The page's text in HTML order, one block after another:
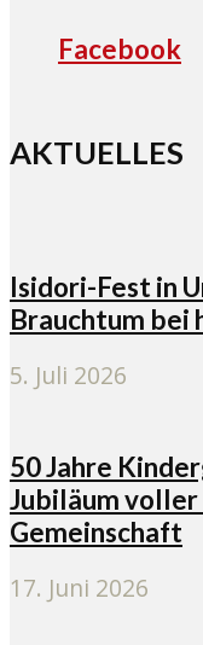
Facebook
AKTUELLES
Isidori-Fest in
Brauchtum
5. Juli 2026
50 Jahre
Jubiläum voller
Gemeinschaft
17. Juni 2026